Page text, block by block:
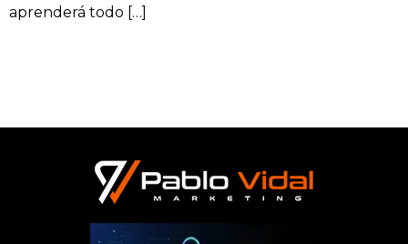
aprenderá todo […]